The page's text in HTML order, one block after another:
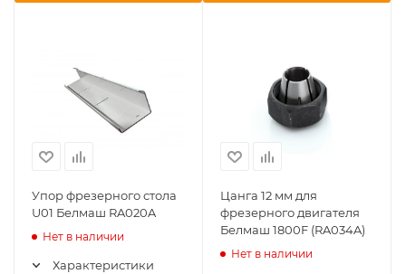
Упор фрезерного стола
U01 Белмаш RA020A
Нет в наличии
Характеристики
Цанга 12 мм для
фрезерного двигателя
Белмаш 1800F (RA034A)
Нет в наличии